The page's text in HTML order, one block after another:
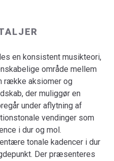
en konsistent musikteori,
område mellem
række aksiomer og
der muliggør en
under aflytning af
vendinger som
i dur og mol.
tonale kadencer i dur
Der præsenteres